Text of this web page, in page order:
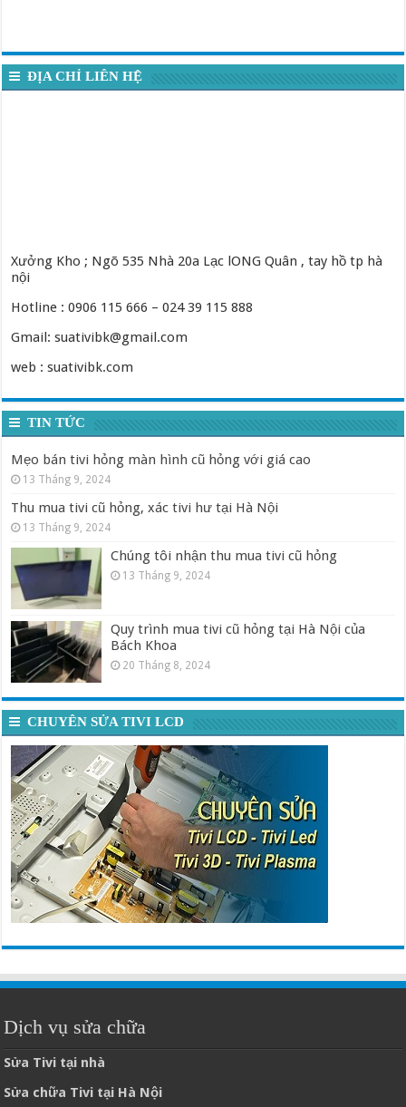
ĐỊA CHỈ LIÊN HỆ
Xưởng Kho ; Ngõ 535 Nhà 20a Lạc lONG Quân , tay hồ tp hà
nội
Hotline : 0906 115 666 – 024 39 115 888
Gmail: suativibk@gmail.com
web : suativibk.com
TIN TỨC
Mẹo bán tivi hỏng màn hình cũ hỏng với giá cao
13 Tháng 9, 2024
Thu mua tivi cũ hỏng, xác tivi hư tại Hà Nội
13 Tháng 9, 2024
Chúng tôi nhận thu mua tivi cũ hỏng
13 Tháng 9, 2024
Quy trình mua tivi cũ hỏng tại Hà Nội của
Bách Khoa
20 Tháng 8, 2024
CHUYÊN SỬA TIVI LCD
Dịch vụ sửa chữa
Sửa Tivi tại nhà
Sửa chữa Tivi tại Hà Nội